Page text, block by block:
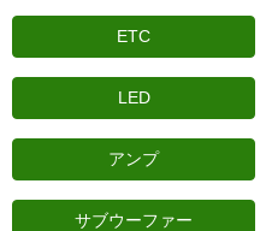
お問い合わせ
ETC
LED
アンプ
サブウーファー